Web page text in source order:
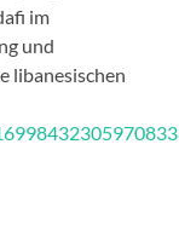
im
und
libanesischen